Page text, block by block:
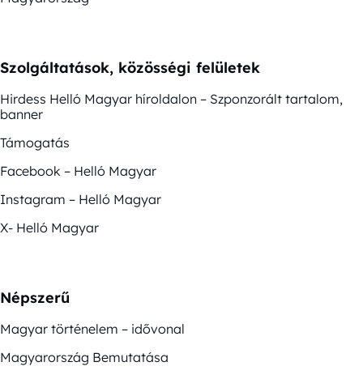
Szolgáltatások, közösségi felületek
Hirdess Helló Magyar híroldalon – Szponzorált tartalom,
banner
Támogatás
Facebook – Helló Magyar
Instagram – Helló Magyar
X- Helló Magyar
Népszerű
Magyar történelem – idővonal
Magyarország Bemutatása